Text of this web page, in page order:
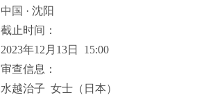
中国 · 沈阳
截止时间：
2023年12月13日 15:00
审查信息：
水越治子 女士（日本）